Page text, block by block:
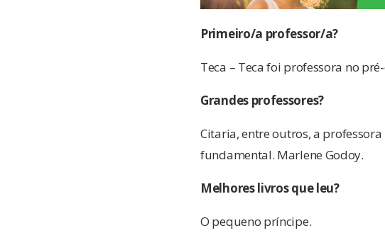
Primeiro/a professor/a?
Teca – Teca foi professora no
Grandes professores?
Citaria, entre outros, a
fundamental. Marlene Godoy.
Melhores livros que leu?
O pequeno príncipe.